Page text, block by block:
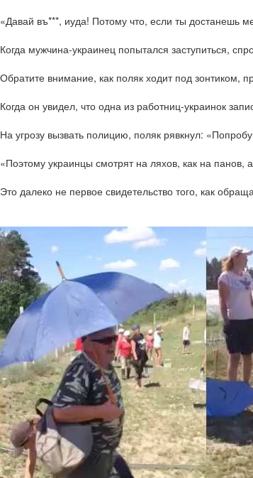
«Давай въ***, иуда! Потому что, если ты достанешь
Когда мужчина-украинец попытался заступиться,
Обратите внимание, как поляк ходит под зонтиком,
Когда он увидел, что одна из работниц-украинок
На угрозу вызвать полицию, поляк рявкнул:
«Поэтому украинцы смотрят на ляхов, как на
Это далеко не первое свидетельство того, как